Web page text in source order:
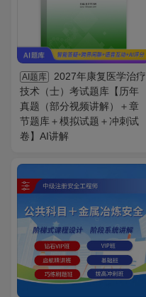
AI题库
2027年康复医学治疗
技术（士）考试题库【历年
真题（部分视频讲解）＋章
节题库＋模拟试题＋冲刺试
卷】AI讲解